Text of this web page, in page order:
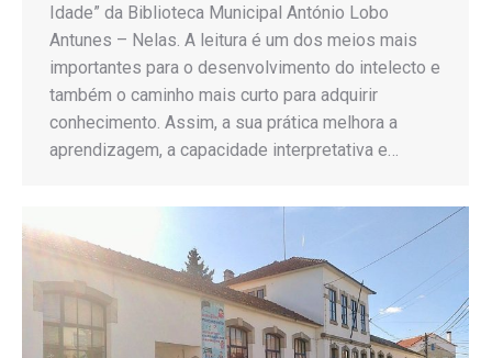
Idade” da Biblioteca Municipal António Lobo
Antunes – Nelas. A leitura é um dos meios mais
importantes para o desenvolvimento do intelecto e
também o caminho mais curto para adquirir
conhecimento. Assim, a sua prática melhora a
aprendizagem, a capacidade interpretativa e…